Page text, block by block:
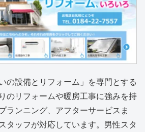
の設備とリフォーム」を専門とする
のリフォームや暖房工事に強みを持
ランニング、アフターサービスま
タッフが対応しています。男性スタ